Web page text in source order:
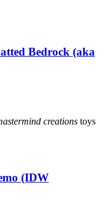
Bedrock (aka
creations toys
(IDW